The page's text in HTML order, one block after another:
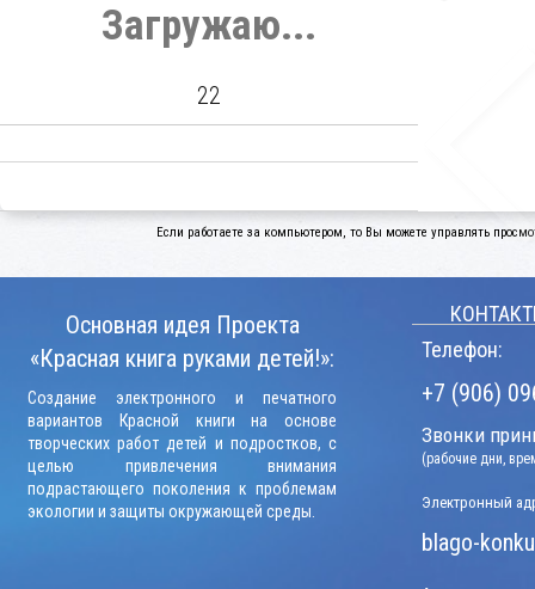
Загружаю...
22
Если работаете за компьютером, то Вы можете управлять
Основная идея Проекта
«Красная книга руками детей!»:
Создание электронного и печатного
вариантов Красной книги на основе
творческих работ детей и подростков, с
целью привлечения внимания
подрастающего поколения к проблемам
экологии и защиты окружающей среды.
Телефон:
+7 (906)
Звонки
(рабочие дни,
Электронный
blago-